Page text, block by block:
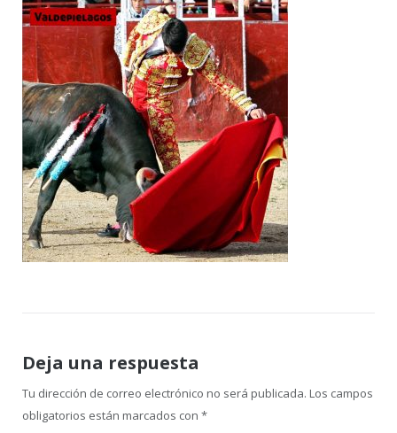
Deja una respuesta
Tu dirección de correo electrónico no será publicada. Los campos
obligatorios están marcados con *